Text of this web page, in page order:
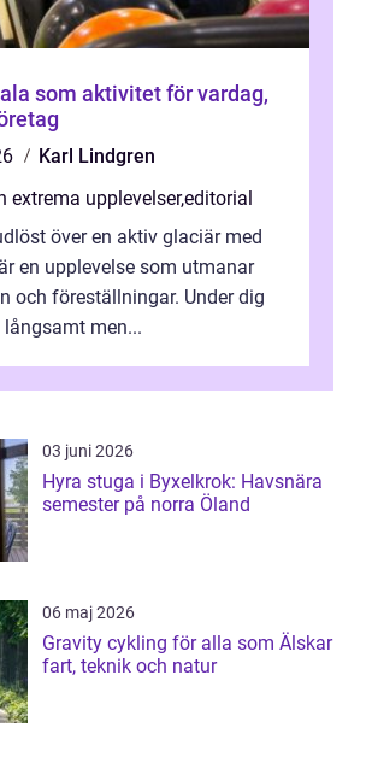
som aktivitet för vardag,
Karl Lindgren
extrema upplevelser,editorial
över en aktiv glaciär med
en upplevelse som utmanar
och föreställningar. Under dig
långsamt men...
03 juni 2026
Hyra stuga i Byxelkrok: Havsnära
semester på norra Öland
06 maj 2026
Gravity cykling för alla som Älskar
fart, teknik och natur